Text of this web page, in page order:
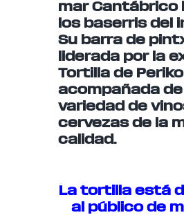
mar Cantábrico
los baserris del
Su barra de
liderada por la
Tortilla de
acompañada
variedad de
cervezas de la
calidad.
La tortilla está
al público de